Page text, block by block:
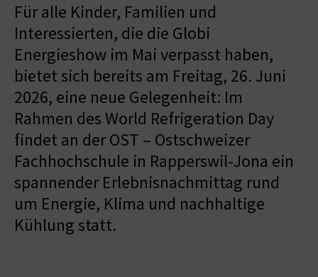
Für alle Kinder, Familien und
Interessierten, die die Globi
Energieshow im Mai verpasst haben,
bietet sich bereits am Freitag, 26. Juni
2026, eine neue Gelegenheit: Im
Rahmen des World Refrigeration Day
findet an der OST – Ostschweizer
Fachhochschule in Rapperswil-Jona ein
spannender Erlebnisnachmittag rund
um Energie, Klima und nachhaltige
Kühlung statt.